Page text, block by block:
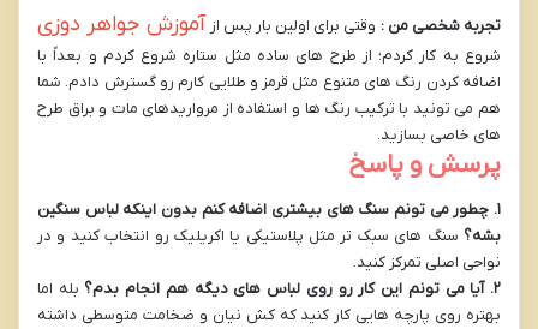
تجربه شخصی من : وقتی برای اولین بار پس از آموزش جواهر دوزی
شروع به کار کردم؛ از طرح های ساده مثل ستاره شروع کردم و بعداً با
اضافه کردن رنگ های متنوع مثل قرمز و طلایی کارم رو گسترش دادم. شما
هم می تونید با ترکیب رنگ ها و استفاده از مرواریدهای مات و براق طرح
های خاصی بسازید.
پرسش و پاسخ
۱. چطور می تونم سنگ های بیشتری اضافه کنم بدون اینکه لباس سنگین
بشه؟ سنگ های سبک تر مثل پلاستیکی یا اکریلیک رو انتخاب کنید و در
نواحی اصلی تمرکز کنید.
۲.آیا می تونم این کار رو روی لباس های دیگه هم انجام بدم؟ بله اما
بهتره روی پارچه هایی کار کنید که کش نیان و ضخامت متوسطی داشته